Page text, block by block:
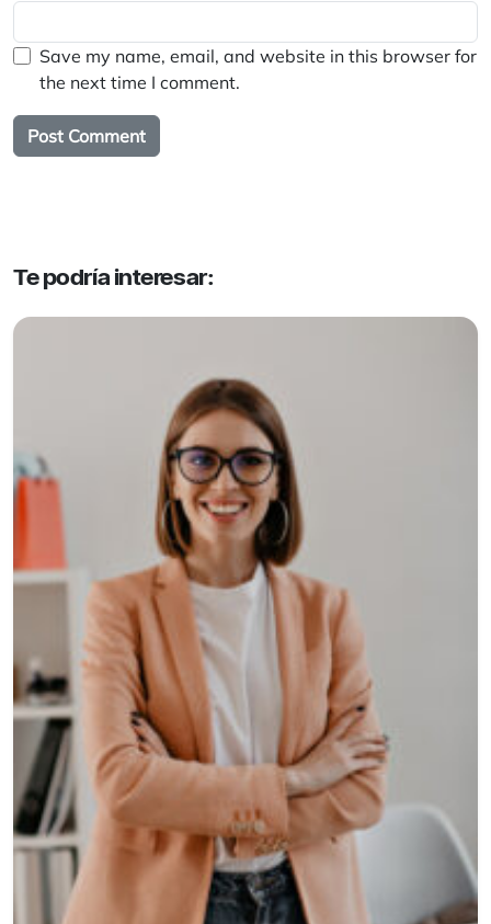
Save my name, email, and website in this browser for
the next time I comment.
Te podría interesar: